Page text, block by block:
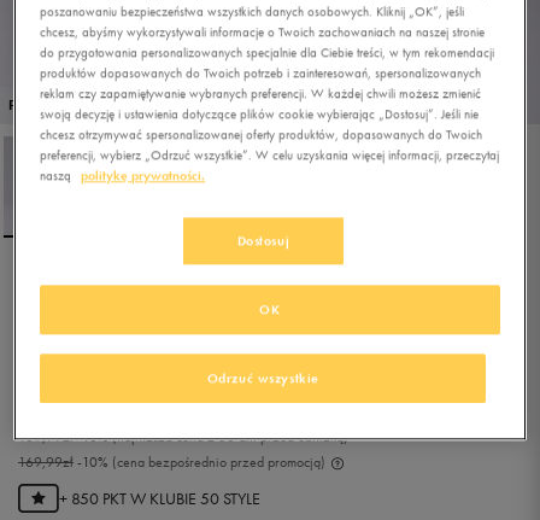
PROMO: DO -30%
REEBOK ACTIV COLL
169,99zł-10% (cena bezpośrednio przed promocją)
169,99zł-10%(najniższa cena z 30 dni przed obniżką)
152,99złz Vat
+ 850 PKT W KLUBIE 50 STYLE
poszanowaniu bezpieczeństwa wszystkich danych osobowych. Kliknij „OK”, jeśli
chcesz, abyśmy wykorzystywali informacje o Twoich zachowaniach na naszej stronie
do przygotowania personalizowanych specjalnie dla Ciebie treści, w tym rekomendacji
produktów dopasowanych do Twoich potrzeb i zainteresowań, spersonalizowanych
reklam czy zapamiętywanie wybranych preferencji. W każdej chwili możesz zmienić
swoją decyzję i ustawienia dotyczące plików cookie wybierając „Dostosuj”. Jeśli nie
chcesz otrzymywać spersonalizowanej oferty produktów, dopasowanych do Twoich
preferencji, wybierz „Odrzuć wszystkie”. W celu uzyskania więcej informacji, przeczytaj
naszą
politykę prywatności.
Dostosuj
Odrzuć wszystkie
OK